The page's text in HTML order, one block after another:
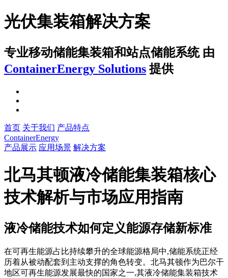
光伏集装箱解决方案
专业移动储能集装箱和站点储能系统 由
ContainerEnergy Solutions 提供
首页 关于我们 产品特点
ContainerEnergy
产品展示 应用场景 解决方案
北马其顿液冷储能集装箱核心
技术解析与市场应用指南
液冷储能技术如何定义能源存储新标准
在可再生能源占比持续攀升的全球能源格局中,储能系统正经
历着从被动配套到主动支撑的角色转变。北马其顿作为巴尔干
地区可再生能源发展最快的国家之一,其液冷储能集装箱技术